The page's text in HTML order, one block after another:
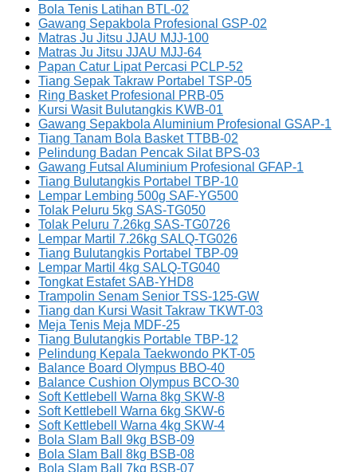
Bola Tenis Latihan BTL-02
Gawang Sepakbola Profesional GSP-02
Matras Ju Jitsu JJAU MJJ-100
Matras Ju Jitsu JJAU MJJ-64
Papan Catur Lipat Percasi PCLP-52
Tiang Sepak Takraw Portabel TSP-05
Ring Basket Profesional PRB-05
Kursi Wasit Bulutangkis KWB-01
Gawang Sepakbola Aluminium Profesional GSAP-1
Tiang Tanam Bola Basket TTBB-02
Pelindung Badan Pencak Silat BPS-03
Gawang Futsal Aluminium Profesional GFAP-1
Tiang Bulutangkis Portabel TBP-10
Lempar Lembing 500g SAF-YG500
Tolak Peluru 5kg SAS-TG050
Tolak Peluru 7.26kg SAS-TG0726
Lempar Martil 7.26kg SALQ-TG026
Tiang Bulutangkis Portabel TBP-09
Lempar Martil 4kg SALQ-TG040
Tongkat Estafet SAB-YHD8
Trampolin Senam Senior TSS-125-GW
Tiang dan Kursi Wasit Takraw TKWT-03
Meja Tenis Meja MDF-25
Tiang Bulutangkis Portable TBP-12
Pelindung Kepala Taekwondo PKT-05
Balance Board Olympus BBO-40
Balance Cushion Olympus BCO-30
Soft Kettlebell Warna 8kg SKW-8
Soft Kettlebell Warna 6kg SKW-6
Soft Kettlebell Warna 4kg SKW-4
Bola Slam Ball 9kg BSB-09
Bola Slam Ball 8kg BSB-08
Bola Slam Ball 7kg BSB-07